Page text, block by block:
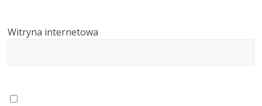
Witryna internetowa